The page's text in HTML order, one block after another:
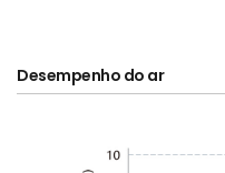
Desempenho do ar